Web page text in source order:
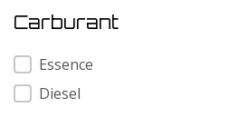
Carburant
Carburant
Essence
Diesel